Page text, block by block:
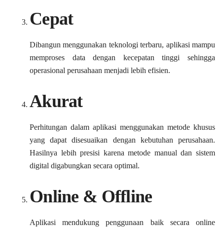
Cepat
Dibangun menggunakan teknologi terbaru, aplikasi mampu
memproses data dengan kecepatan tinggi sehingga
operasional perusahaan menjadi lebih efisien.
Akurat
Perhitungan dalam aplikasi menggunakan metode khusus
yang dapat disesuaikan dengan kebutuhan perusahaan.
Hasilnya lebih presisi karena metode manual dan sistem
digital digabungkan secara optimal.
Online & Offline
Aplikasi mendukung penggunaan baik secara online